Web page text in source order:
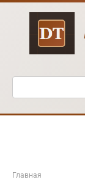
Перейти
Поиск:
Главная